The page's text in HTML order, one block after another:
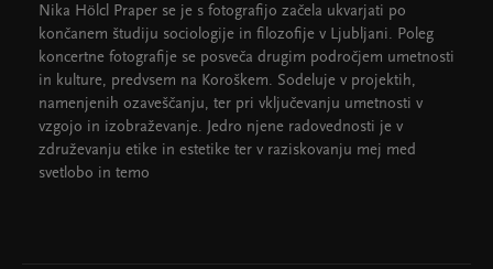
Nika Hölcl Praper se je s fotografijo začela ukvarjati po
končanem študiju sociologije in filozofije v Ljubljani. Poleg
koncertne fotografije se posveča drugim področjem umetnosti
in kulture, predvsem na Koroškem. Sodeluje v projektih,
namenjenih ozaveščanju, ter pri vključevanju umetnosti v
vzgojo in izobraževanje. Jedro njene radovednosti je v
združevanju etike in estetike ter v raziskovanju mej med
svetlobo in temo